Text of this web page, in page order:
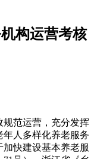
构运营考核
规范运营，充分发挥
年人多样化养老服务
快建设基本养老服